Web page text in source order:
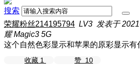
搜索
荣耀粉丝214195794 LV3 发表于
耀 Magic3 5G
这个自然色彩显示和苹果的原彩显示有
收藏 1 赞 10